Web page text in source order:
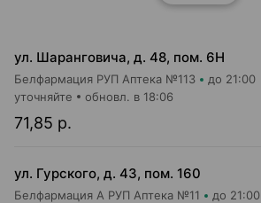
ул. Шаранговича, д. 48, пом. 6Н
Белфармация РУП Аптека №113 до 21:00
71,85 р.
уточняйте обновл. в 18:06
ул. Гурского, д. 43, пом. 160
Белфармация А РУП Аптека №11 до 21:00